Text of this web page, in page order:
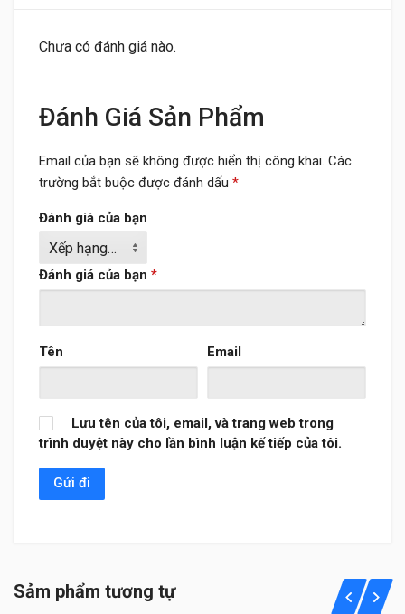
Chưa có đánh giá nào.
Đánh Giá Sản Phẩm
Email của bạn sẽ không được hiển thị công khai. Các
trường bắt buộc được đánh dấu *
Đánh giá của bạn
Đánh giá của bạn *
Tên Email
Lưu tên của tôi, email, và trang web trong
trình duyệt này cho lần bình luận kế tiếp của tôi.
Sảm phẩm tương tự